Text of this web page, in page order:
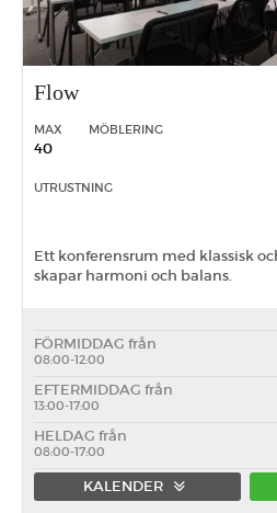
Flow
MAX
40
MÖBLERING
UTRUSTNING
Ett konferensrum med klassisk
skapar harmoni och balans.
FÖRMIDDAG från
08:00-12:00
EFTERMIDDAG från
13:00-17:00
HELDAG från
08:00-17:00
KALENDER